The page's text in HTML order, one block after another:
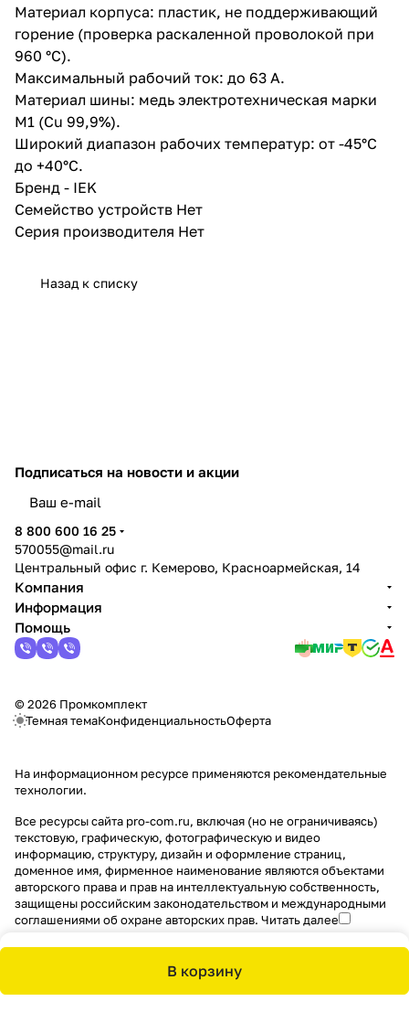
Материал корпуса: пластик, не поддерживающий
горение (проверка раскаленной проволокой при
960 °С).
Максимальный рабочий ток: до 63 А.
Материал шины: медь электротехническая марки
М1 (Cu 99,9%).
Широкий диапазон рабочих температур: от -45°C
до +40°C.
Бренд - IEK
Семейство устройств Нет
Серия производителя Нет
Назад к списку
В корзину
Подписаться на новости и акции
8 800 600 16 25
570055@mail.ru
Центральный офис г. Кемерово, Красноармейская, 14
Компания
Информация
Помощь
© 2026 Промкомплект
Темная темаКонфиденциальностьОферта
На информационном ресурсе применяются рекомендательные
технологии.
Все ресурсы сайта pro-com.ru, включая (но не ограничиваясь)
текстовую, графическую, фотографическую и видео
информацию, структуру, дизайн и оформление страниц,
доменное имя, фирменное наименование являются объектами
авторского права и прав на интеллектуальную собственность,
защищены российским законодательством и международными
соглашениями об охране авторских прав. Читать далее